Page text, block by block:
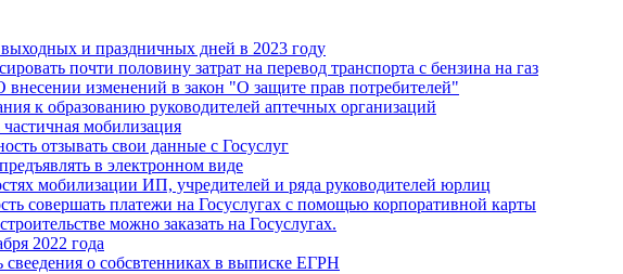
и праздничных дней в 2023 году
почти половину затрат на перевод транспорта с бензина на газ
изменений в закон "О защите прав потребителей"
к образованию руководителей аптечных организаций
мобилизация
отзывать свои данные с Госуслуг
в электронном виде
мобилизации ИП, учредителей и ряда руководителей юрлиц
совершать платежи на Госуслугах с помощью корпоративной карты
можно заказать на Госуслугах.
2022 года
свеедения о собсвтенниках в выписке ЕГРН